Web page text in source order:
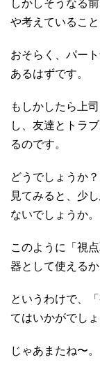
しかしそうなる
や考えているこ
おそらく、パー
あるはずです。
もしかしたら上
し、友達とトラ
るのです。
どうでしょうか
見てみると、少
ないでしょうか。
このように「視
器として使えるか
というわけで、
てはいかがでしょ
じゃあまたね〜。